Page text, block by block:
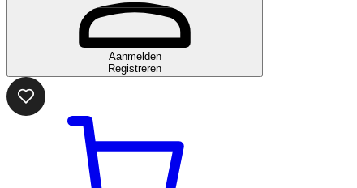
Aanmelden
Registreren